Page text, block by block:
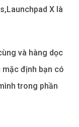
X là
và hàng dọc
mặc định bạn có
trong phần